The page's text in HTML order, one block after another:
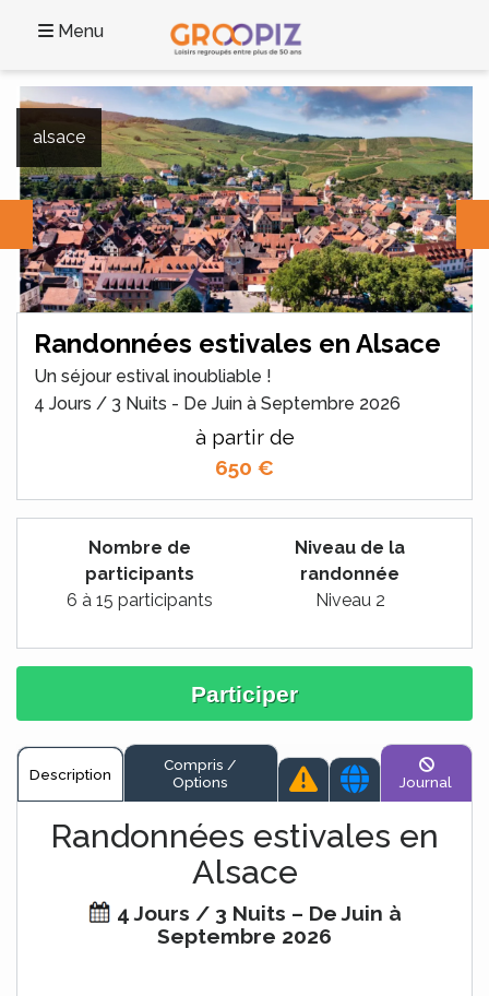
Menu
alsace
Randonnées estivales en Alsace
Un séjour estival inoubliable !
4 Jours / 3 Nuits - De Juin à Septembre 2026
à partir de
650 €
Nombre de
participants
6 à 15 participants
Niveau de la
randonnée
Niveau 2
Participer
Description
Compris /
Options
Journal
Randonnées estivales en
Alsace
4 Jours / 3 Nuits – De Juin à
Septembre 2026